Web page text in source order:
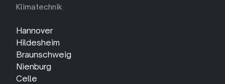
Klimatechnik
Hannover
Hildesheim
Braunschweig
Nienburg
Celle